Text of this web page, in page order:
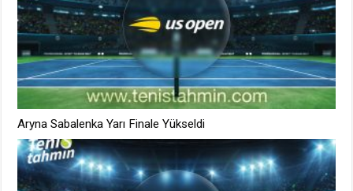
Aryna Sabalenka Yarı Finale Yükseldi